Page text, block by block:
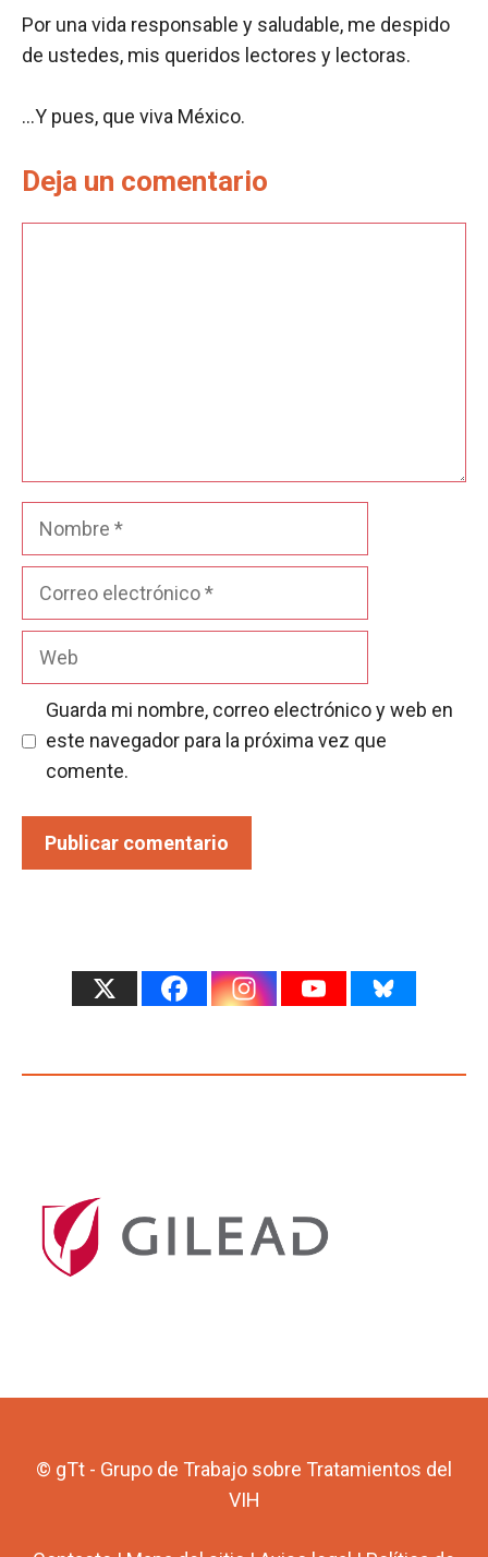
Por una vida responsable y saludable, me despido
de ustedes, mis queridos lectores y lectoras.
…Y pues, que viva México.
Deja un comentario
Nombre
Guarda mi nombre, correo electrónico y web en
este navegador para la próxima vez que
comente.
© gTt - Grupo de Trabajo sobre Tratamientos del
VIH